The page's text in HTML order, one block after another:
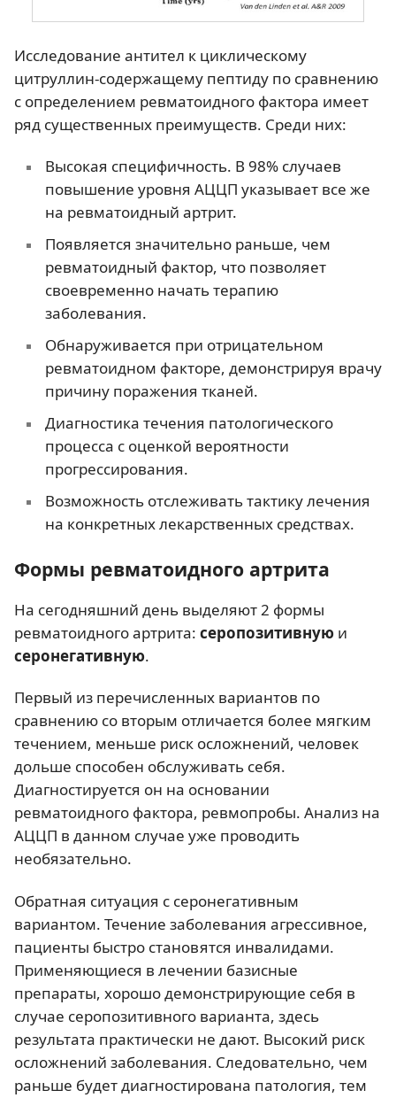
Исследование антител к циклическому
цитруллин-содержащему пептиду по сравнению
с определением ревматоидного фактора имеет
ряд существенных преимуществ. Среди них:
Высокая специфичность. В 98% случаев
повышение уровня АЦЦП указывает все же
на ревматоидный артрит.
Появляется значительно раньше, чем
ревматоидный фактор, что позволяет
своевременно начать терапию
заболевания.
Обнаруживается при отрицательном
ревматоидном факторе, демонстрируя врачу
причину поражения тканей.
Диагностика течения патологического
процесса с оценкой вероятности
прогрессирования.
Возможность отслеживать тактику лечения
на конкретных лекарственных средствах.
Формы ревматоидного артрита
На сегодняшний день выделяют 2 формы
ревматоидного артрита: серопозитивную и
серонегативную.
Первый из перечисленных вариантов по
сравнению со вторым отличается более мягким
течением, меньше риск осложнений, человек
дольше способен обслуживать себя.
Диагностируется он на основании
ревматоидного фактора, ревмопробы. Анализ на
АЦЦП в данном случае уже проводить
необязательно.
Обратная ситуация с серонегативным
вариантом. Течение заболевания агрессивное,
пациенты быстро становятся инвалидами.
Применяющиеся в лечении базисные
препараты, хорошо демонстрирующие себя в
случае серопозитивного варианта, здесь
результата практически не дают. Высокий риск
осложнений заболевания. Следовательно, чем
раньше будет диагностирована патология, тем